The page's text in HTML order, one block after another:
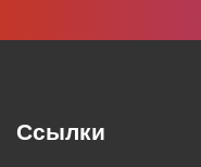
Ссылки